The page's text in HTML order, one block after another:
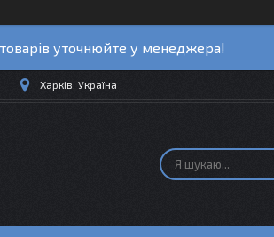
товарів уточнюйте у менеджера!
Харків, Україна